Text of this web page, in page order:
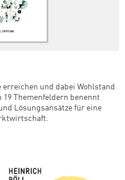
und dabei Wohlstand
Themenfeldern benennt
Lösungsansätze für eine